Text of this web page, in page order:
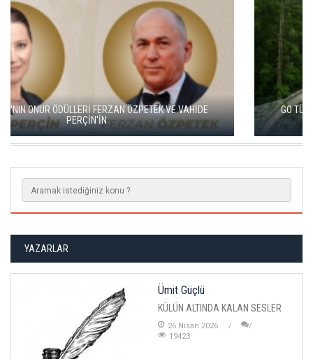
GO TÜRKİYE MİNİ DİZİLERİNİN YENİ ROTASI DOĞU KARADENİZ
OLDU
YAZARLAR
Ümit Güçlü
KÜLÜN ALTINDA KALAN SESLER
26 Nisan 2026
19423